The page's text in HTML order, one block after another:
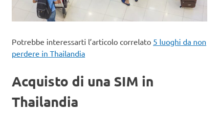
Potrebbe interessarti l’articolo correlato 5 luoghi da non
perdere in Thailandia
Acquisto di una SIM in
Thailandia